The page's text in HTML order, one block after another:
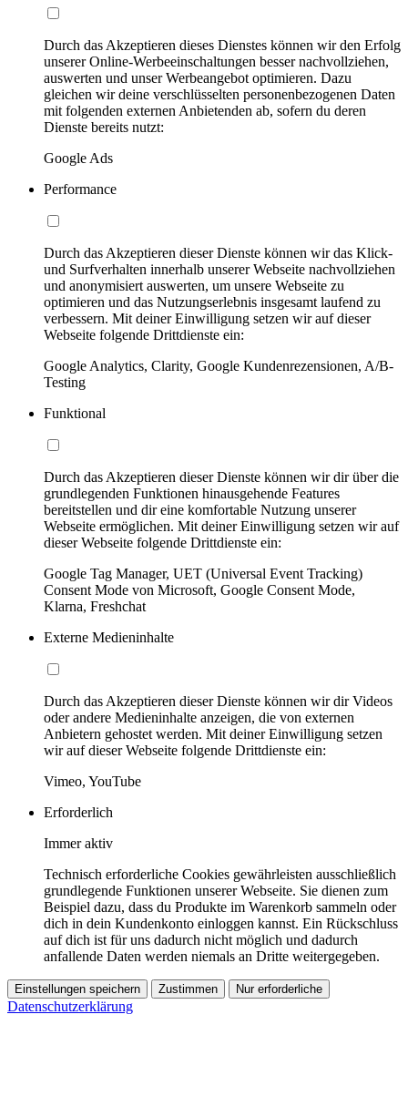
Durch das Akzeptieren dieses Dienstes können wir den Erfolg
unserer Online-Werbeeinschaltungen besser nachvollziehen,
auswerten und unser Werbeangebot optimieren. Dazu
gleichen wir deine verschlüsselten personenbezogenen Daten
mit folgenden externen Anbietenden ab, sofern du deren
Dienste bereits nutzt:
Google Ads
Performance
Durch das Akzeptieren dieser Dienste können wir das Klick-
und Surfverhalten innerhalb unserer Webseite nachvollziehen
und anonymisiert auswerten, um unsere Webseite zu
optimieren und das Nutzungserlebnis insgesamt laufend zu
verbessern. Mit deiner Einwilligung setzen wir auf dieser
Webseite folgende Drittdienste ein:
Google Analytics, Clarity, Google Kundenrezensionen, A/B-
Testing
Funktional
Durch das Akzeptieren dieser Dienste können wir dir über die
grundlegenden Funktionen hinausgehende Features
bereitstellen und dir eine komfortable Nutzung unserer
Webseite ermöglichen. Mit deiner Einwilligung setzen wir auf
dieser Webseite folgende Drittdienste ein:
Google Tag Manager, UET (Universal Event Tracking)
Consent Mode von Microsoft, Google Consent Mode,
Klarna, Freshchat
Externe Medieninhalte
Durch das Akzeptieren dieser Dienste können wir dir Videos
oder andere Medieninhalte anzeigen, die von externen
Anbietern gehostet werden. Mit deiner Einwilligung setzen
wir auf dieser Webseite folgende Drittdienste ein:
Vimeo, YouTube
Erforderlich
Immer aktiv
Technisch erforderliche Cookies gewährleisten ausschließlich
grundlegende Funktionen unserer Webseite. Sie dienen zum
Beispiel dazu, dass du Produkte im Warenkorb sammeln oder
dich in dein Kundenkonto einloggen kannst. Ein Rückschluss
auf dich ist für uns dadurch nicht möglich und dadurch
anfallende Daten werden niemals an Dritte weitergegeben.
Einstellungen speichern Zustimmen Nur erforderliche
Datenschutzerklärung